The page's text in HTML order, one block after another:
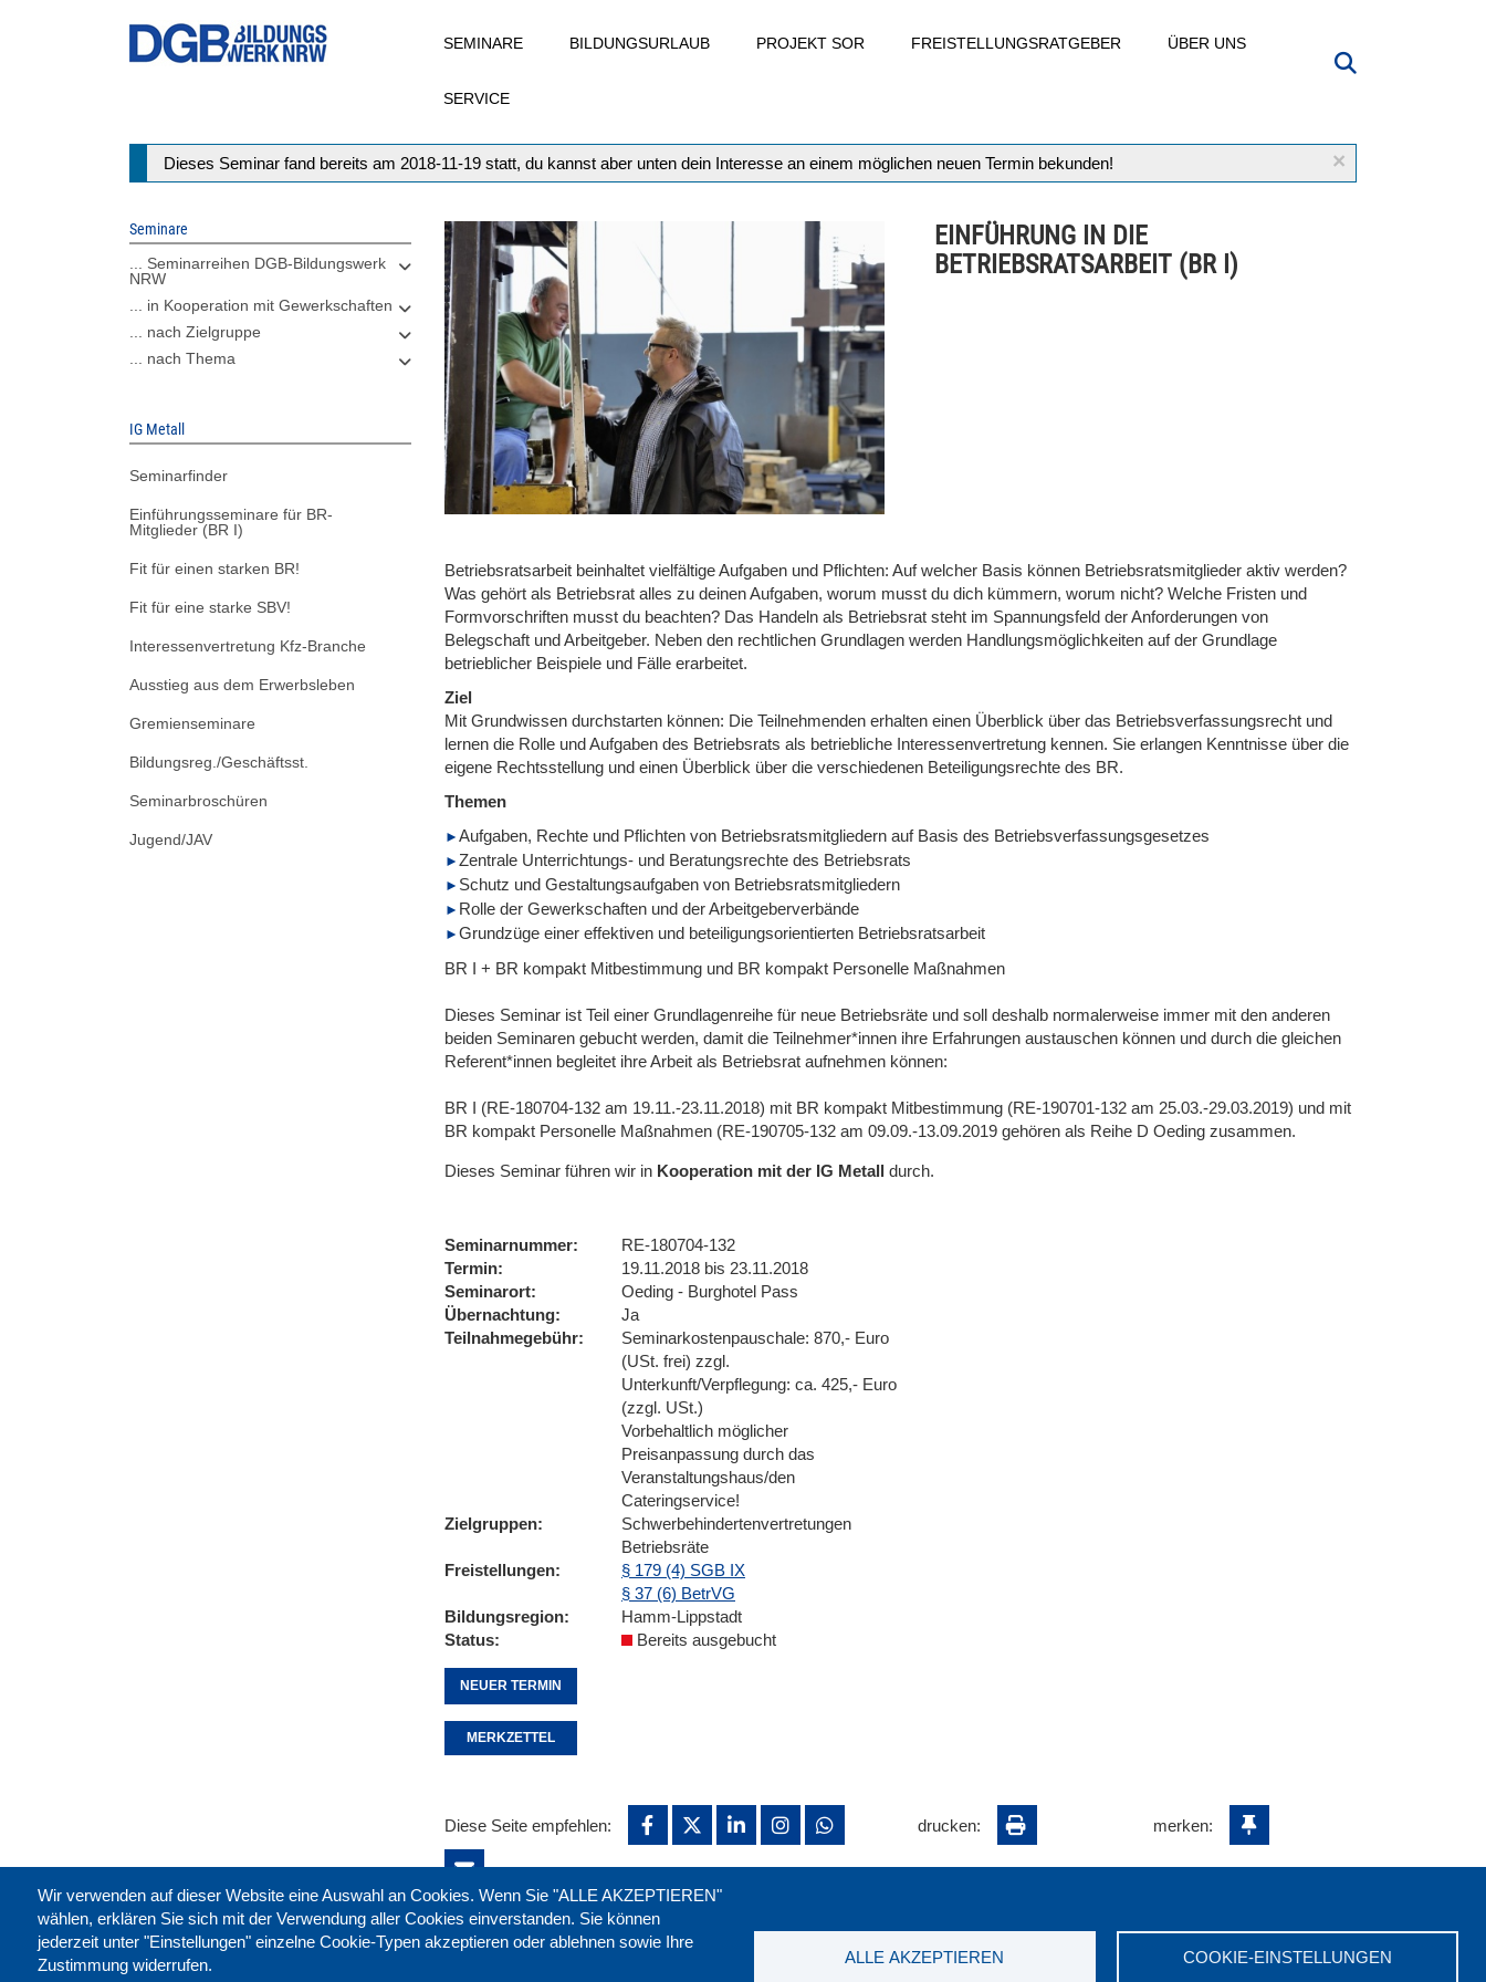
SEMINARE BILDUNGSURLAUB PROJEKT SOR FREISTELLUNGSRATGEBER ÜBER UNS
SERVICE
×
Statusmeldung
Dieses Seminar fand bereits am 2018-11-19 statt, du kannst aber unten dein Interesse an einem möglichen neuen Termin bekunden!
Seminare
... Seminarreihen DGB-Bildungswerk
NRW
... in Kooperation mit Gewerkschaften
... nach Zielgruppe
... nach Thema
IG Metall
Seminarfinder
Einführungsseminare für BR-
Mitglieder (BR I)
Fit für einen starken BR!
Fit für eine starke SBV!
Interessenvertretung Kfz-Branche
Ausstieg aus dem Erwerbsleben
Gremienseminare
Bildungsreg./Geschäftsst.
Seminarbroschüren
Jugend/JAV
EINFÜHRUNG IN DIE
BETRIEBSRATSARBEIT (BR I)
Betriebsratsarbeit beinhaltet vielfältige Aufgaben und Pflichten: Auf welcher Basis können Betriebsratsmitglieder aktiv werden?
Was gehört als Betriebsrat alles zu deinen Aufgaben, worum musst du dich kümmern, worum nicht? Welche Fristen und
Formvorschriften musst du beachten? Das Handeln als Betriebsrat steht im Spannungsfeld der Anforderungen von
Belegschaft und Arbeitgeber. Neben den rechtlichen Grundlagen werden Handlungsmöglichkeiten auf der Grundlage
betrieblicher Beispiele und Fälle erarbeitet.
Ziel
Mit Grundwissen durchstarten können: Die Teilnehmenden erhalten einen Überblick über das Betriebsverfassungsrecht und
lernen die Rolle und Aufgaben des Betriebsrats als betriebliche Interessenvertretung kennen. Sie erlangen Kenntnisse über die
eigene Rechtsstellung und einen Überblick über die verschiedenen Beteiligungsrechte des BR.
Themen
Aufgaben, Rechte und Pflichten von Betriebsratsmitgliedern auf Basis des Betriebsverfassungsgesetzes
Zentrale Unterrichtungs- und Beratungsrechte des Betriebsrats
Schutz und Gestaltungsaufgaben von Betriebsratsmitgliedern
Rolle der Gewerkschaften und der Arbeitgeberverbände
Grundzüge einer effektiven und beteiligungsorientierten Betriebsratsarbeit
BR I + BR kompakt Mitbestimmung und BR kompakt Personelle Maßnahmen
Dieses Seminar ist Teil einer Grundlagenreihe für neue Betriebsräte und soll deshalb normalerweise immer mit den anderen
beiden Seminaren gebucht werden, damit die Teilnehmer*innen ihre Erfahrungen austauschen können und durch die gleichen
Referent*innen begleitet ihre Arbeit als Betriebsrat aufnehmen können:
BR I (RE-180704-132 am 19.11.-23.11.2018) mit BR kompakt Mitbestimmung (RE-190701-132 am 25.03.-29.03.2019) und mit
BR kompakt Personelle Maßnahmen (RE-190705-132 am 09.09.-13.09.2019 gehören als Reihe D Oeding zusammen.
Dieses Seminar führen wir in Kooperation mit der IG Metall durch.
Seminarnummer
RE-180704-132
Termin
19.11.2018 bis 23.11.2018
Seminarort
Oeding - Burghotel Pass
Übernachtung
Ja
Teilnahmegebühr
Seminarkostenpauschale: 870,- Euro
(USt. frei) zzgl.
Unterkunft/Verpflegung: ca. 425,- Euro
(zzgl. USt.)
Vorbehaltlich möglicher
Preisanpassung durch das
Veranstaltungshaus/den
Cateringservice!
Zielgruppen
Schwerbehindertenvertretungen
Betriebsräte
Freistellungen
§ 179 (4) SGB IX
§ 37 (6) BetrVG
Bildungsregion
Hamm-Lippstadt
Status
Bereits ausgebucht
NEUER TERMIN
MERKZETTEL
Wir verwenden auf dieser Website eine Auswahl an Cookies. Wenn Sie "ALLE AKZEPTIEREN"
wählen, erklären Sie sich mit der Verwendung aller Cookies einverstanden. Sie können
jederzeit unter "Einstellungen" einzelne Cookie-Typen akzeptieren oder ablehnen sowie Ihre
Zustimmung widerrufen.
COOKIE-EINSTELLUNGEN
ALLE AKZEPTIEREN
Diese Seite empfehlen: drucken: merken: